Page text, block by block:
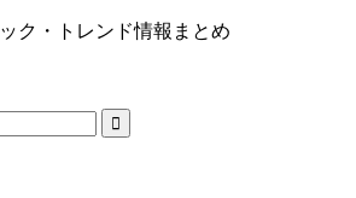
ク・トレンド情報まとめ